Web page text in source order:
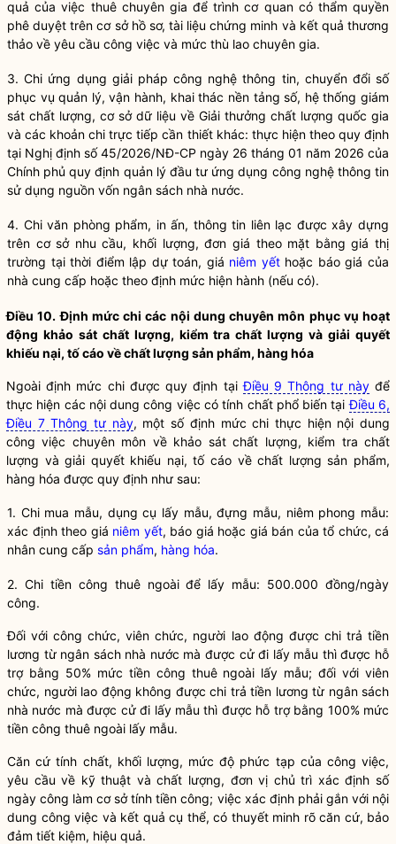
quả của việc thuê chuyên gia để trình cơ quan có thẩm quyền
phê duyệt trên cơ sở hồ sơ, tài liệu chứng minh và kết quả thương
thảo về yêu cầu công việc và mức thù lao chuyên gia.
3. Chi ứng dụng giải pháp công nghệ thông tin, chuyển đổi số
phục vụ quản lý, vận hành, khai thác nền tảng số, hệ thống giám
sát chất lượng, cơ sở dữ liệu về Giải thưởng chất lượng quốc gia
và các khoản chi trực tiếp cần thiết khác: thực hiện theo quy định
tại Nghị định số 45/2026/NĐ-CP ngày 26 tháng 01 năm 2026 của
Chính phủ quy định quản lý đầu tư ứng dụng công nghệthông tin
sử dụng nguồn vốn ngân sách nhà nước.
4. Chi văn phòng phẩm, in ấn, thông tin liên lạc được xây dựng
trên cơ sở nhu cầu, khối lượng, đơn giá theo mặt bằng giá thị
trường tại thời điểm lập dự toán, giá niêm yếthoặc báo giá của
nhà cung cấp hoặc theo định mức hiện hành (nếu có).
Điều 10. Định mức chi các nội dung chuyên môn phục vụ hoạt
động khảo sát chất lượng, kiểm tra chất lượng và giải quyết
khiếu nại, tố cáo vềchất lượng sản phẩm, hàng hóa
Ngoài định mức chi được quy định tạiĐiều 9 Thông tư nàyđể
thực hiện các nội dung công việc có tính chất phổ biến tạiĐiều 6,
Điều 7 Thông tư này, một số định mức chi thực hiện nội dung
công việc chuyên môn về khảo sát chất lượng, kiểm tra chất
lượng và giải quyết khiếu nại, tố cáo vềchất lượng sản phẩm,
hàng hóa được quy định như sau:
1. Chi mua mẫu, dụng cụ lấy mẫu, đựng mẫu, niêm phong mẫu:
xác định theo giá niêm yết, báo giá hoặc giá bán của tổ chức, cá
nhân cung cấp sản phẩm, hàng hóa.
2. Chi tiền công thuê ngoài để lấy mẫu: 500.000 đồng/ngày
công.
Đối với công chức, viên chức, người lao động được chi trả tiền
lương từ ngân sách nhà nước mà được cử đi lấy mẫu thì được hỗ
trợ bằng 50% mức tiền công thuê ngoài lấy mẫu; đối với viên
chức, người lao động không được chi trả tiền lương từ ngân sách
nhà nước mà được cử đi lấy mẫu thì được hỗ trợ bằng 100% mức
tiền công thuê ngoài lấy mẫu.
Căn cứ tính chất, khối lượng, mức độ phức tạp của công việc,
yêu cầu về kỹ thuật và chất lượng, đơn vị chủ trì xác định số
ngày công làm cơ sở tính tiền công; việc xác định phải gắn với nội
dung công việc và kết quả cụ thể, có thuyết minh rõ căn cứ, bảo
đảm tiết kiệm, hiệu quả.